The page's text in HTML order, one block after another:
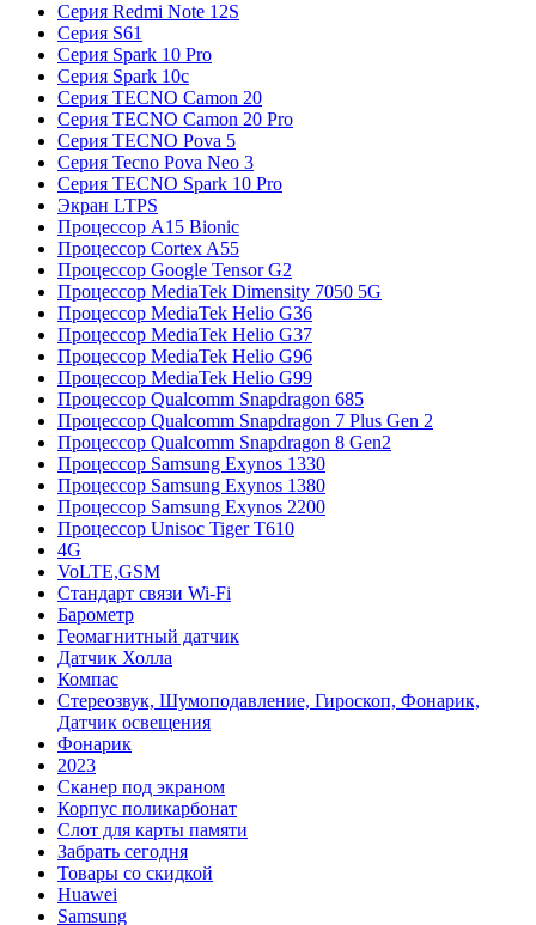
Серия Redmi Note 12S
Серия S61
Серия Spark 10 Pro
Серия Spark 10c
Серия TECNO Camon 20
Серия TECNO Camon 20 Pro
Серия TECNO Pova 5
Серия Tecno Pova Neo 3
Серия TECNO Spark 10 Pro
Экран LTPS
Процессор A15 Bionic
Процессор Cortex A55
Процессор Google Tensor G2
Процессор MediaTek Dimensity 7050 5G
Процессор MediaTek Helio G36
Процессор MediaTek Helio G37
Процессор MediaTek Helio G96
Процессор MediaTek Helio G99
Процессор Qualcomm Snapdragon 685
Процессор Qualcomm Snapdragon 7 Plus Gen 2
Процессор Qualcomm Snapdragon 8 Gen2
Процессор Samsung Exynos 1330
Процессор Samsung Exynos 1380
Процессор Samsung Exynos 2200
Процессор Unisoc Tiger T610
4G
VoLTE,GSM
Cтандарт связи Wi-Fi
Барометр
Геомагнитный датчик
Датчик Холла
Компас
Стереозвук, Шумоподавление, Гироскоп, Фонарик,
Датчик освещения
Фонарик
2023
Сканер под экраном
Корпус поликарбонат
Слот для карты памяти
Забрать сегодня
Товары со скидкой
Huawei
Samsung